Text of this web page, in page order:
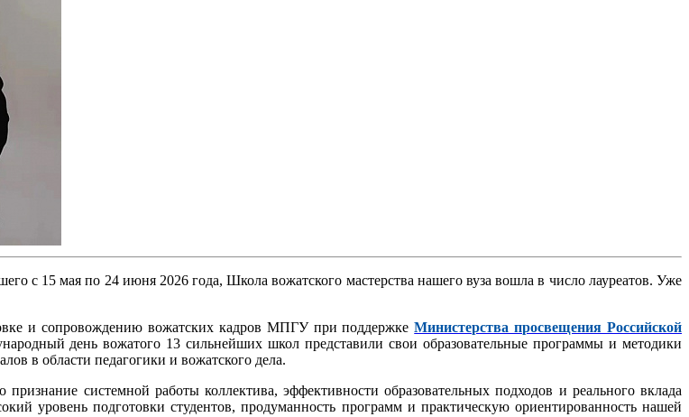
с 15 мая по 24 июня 2026 года, Школа вожатского мастерства нашего вуза вошла в число лауреатов. Уже
и сопровождению вожатских кадров МПГУ при поддержкеМинистерства просвещения Российской
день вожатого 13 сильнейших школ представили свои образовательные программы и методики
в области педагогики и вожатского дела.
системной работы коллектива, эффективности образовательных подходов и реального вклада
уровень подготовки студентов, продуманность программ и практическую ориентированность нашей